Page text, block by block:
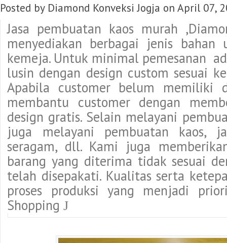
Posted by Diamond Konveksi Jogja on April 07,
Jasa pembuatan kaos murah
menyediakan berbagai jenis bahan
kemeja. Untuk minimal pemesanan
lusin dengan design custom sesuai
Apabila customer belum memiliki
membantu customer dengan
design gratis. Selain melayani
juga melayani pembuatan kaos,
seragam, dll. Kami juga
barang yang diterima tidak sesuai
telah disepakati. Kualitas serta
proses produksi yang menjadi
ShoppingJ